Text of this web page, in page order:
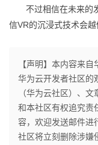
不过相信在未来的
信VR的沉浸式技术会
【声明】本内容来
华为云开发者社区的
（华为云社区）、
和本社区有权追究责
容，欢迎发送邮件进
社区将立刻删除涉嫌